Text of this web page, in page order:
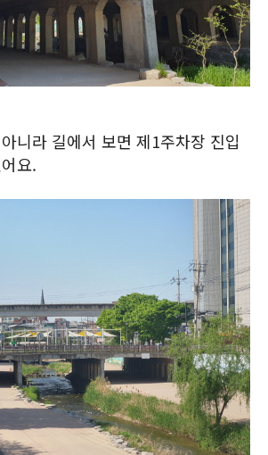
니라 길에서 보면 제1주차장 진입
요.